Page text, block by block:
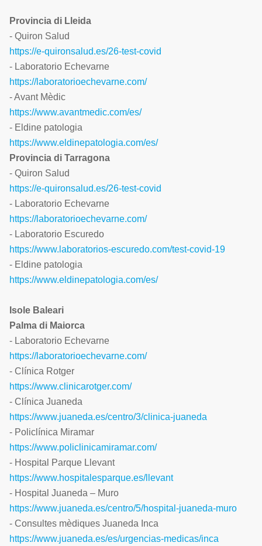
Provincia di Lleida
- Quiron Salud
https://e-quironsalud.es/26-test-covid
- Laboratorio Echevarne
https://laboratorioechevarne.com/
- Avant Mèdic
https://www.avantmedic.com/es/
- Eldine patologia
https://www.eldinepatologia.com/es/
Provincia di Tarragona
- Quiron Salud
https://e-quironsalud.es/26-test-covid
- Laboratorio Echevarne
https://laboratorioechevarne.com/
- Laboratorio Escuredo
https://www.laboratorios-escuredo.com/test-covid-19
- Eldine patologia
https://www.eldinepatologia.com/es/
Isole Baleari
Palma di Maiorca
- Laboratorio Echevarne
https://laboratorioechevarne.com/
- Clínica Rotger
https://www.clinicarotger.com/
- Clínica Juaneda
https://www.juaneda.es/centro/3/clinica-juaneda
- Policlínica Miramar
https://www.policlinicamiramar.com/
- Hospital Parque Llevant
https://www.hospitalesparque.es/llevant
- Hospital Juaneda – Muro
https://www.juaneda.es/centro/5/hospital-juaneda-muro
- Consultes mèdiques Juaneda Inca
https://www.juaneda.es/es/urgencias-medicas/inca